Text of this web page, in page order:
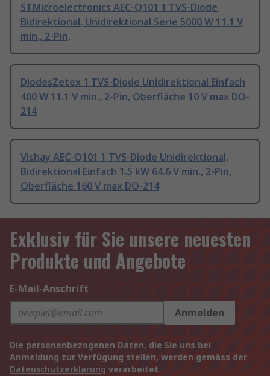
STMicroelectronics AEC-Q101 1 TVS-Diode
Bidirektional, Unidirektional Serie 5000 W 11.1 V
min., 2-Pin,
DiodesZetex 1 TVS-Diode Unidirektional Einfach
400 W 11.1 V min., 2-Pin, Oberfläche 10 V max DO-
214
Vishay AEC-Q101 1 TVS-Diode Unidirektional,
Bidirektional Einfach 1.5 kW 64.6 V min., 2-Pin,
Oberfläche 160 V max DO-214
Exklusiv für Sie unsere neuesten
Produkte und Angebote
E-Mail-Anschrift
Anmelden
Die personenbezogenen Daten, die Sie uns bei
Anmeldung zur Verfügung stellen, werden gemäss der
Datenschutzerklärung verarbeitet.